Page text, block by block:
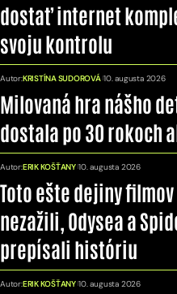
dostať internet
svoju kontrolu
Autor:KRISTÍNA SUDOROVÁ 10. augusta 2026
Milovaná hra nášho
dostala po 30 rokoch
Autor:ERIK KOŠŤANY 10. augusta 2026
Toto ešte dejiny
nezažili, Odysea a
prepísali históriu
Autor:ERIK KOŠŤANY 10. augusta 2026